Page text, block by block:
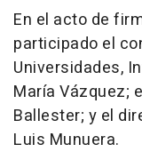
En el acto de
participado el
Universidades,
María Vázquez;
Ballester; y el
Luis Munuera.